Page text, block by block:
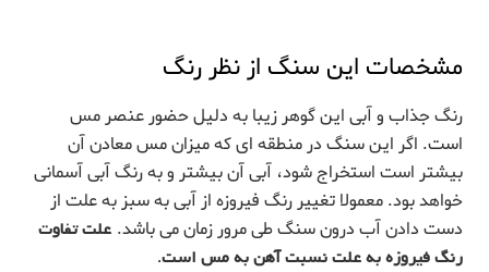
مشخصات این سنگ از نظر رنگ
رنگ جذاب و آبی این گوهر زیبا به دلیل حضور عنصر مس
است. اگر این سنگ در منطقه ای که میزان مس معادن آن
بیشتر است استخراج شود، آبی آن بیشتر و به رنگ آبی آسمانی
خواهد بود. معمولا تغییر رنگ فیروزه از آبی به سبز به علت از
دست دادن آب درون سنگ طی مرور زمان می باشد. علت تفاوت
رنگ فیروزه به علت نسبت آهن به مس است.